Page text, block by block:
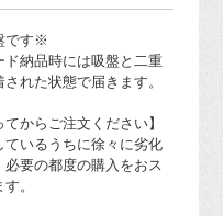
です※
ド納品時には吸盤と二重
された状態で届きます。
てからご注文ください】
ているうちに徐々に劣化
必要の都度の購入をおス
。